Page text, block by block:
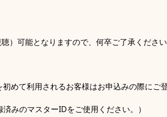
）可能となりますので、何卒ご了承くださ
めて利用されるお客様はお申込みの際にご
みのマスターIDをご使用ください。）